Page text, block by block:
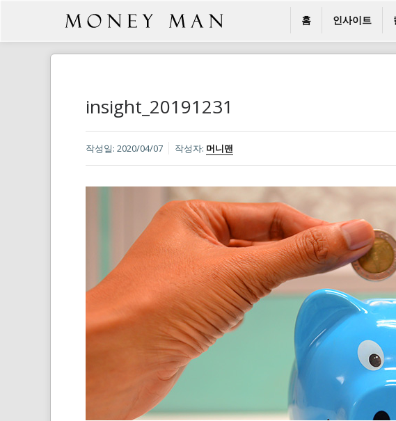
홈 인사이트
insight_20191231
작성일: 2020/04/07 작성자: 머니맨